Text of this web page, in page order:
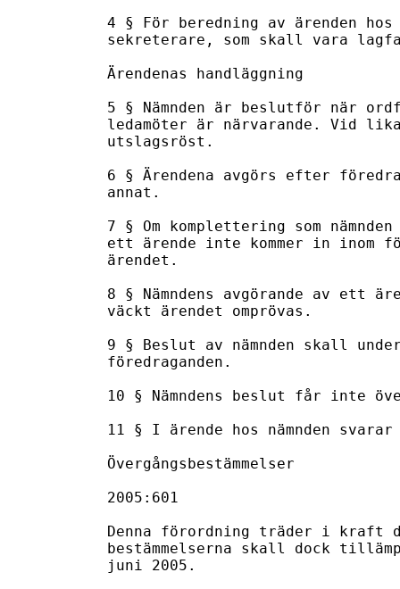
4 § För beredning av ärenden
sekreterare, som skall vara
Ärendenas handläggning
5 § Nämnden är beslutför när
ledamöter är närvarande. Vid
utslagsröst.
6 § Ärendena avgörs efter
annat.
7 § Om komplettering som
ett ärende inte kommer in inom
ärendet.
8 § Nämndens avgörande av ett
väckt ärendet omprövas.
9 § Beslut av nämnden skall
föredraganden.
10 § Nämndens beslut får inte
11 § I ärende hos nämnden
Övergångsbestämmelser
2005:601
Denna förordning träder i kraft
bestämmelserna skall dock
juni 2005.